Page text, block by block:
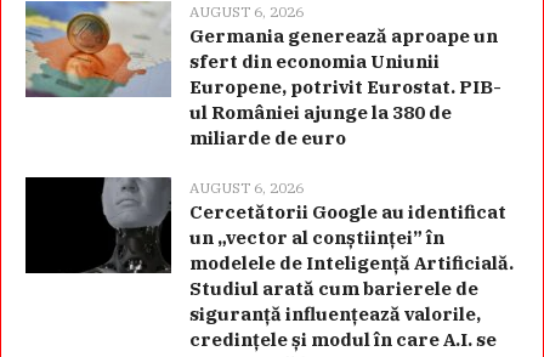
AUGUST 6, 2026
Germania generează aproape un
sfert din economia Uniunii
Europene, potrivit Eurostat. PIB-
ul României ajunge la 380 de
miliarde de euro
AUGUST 6, 2026
Cercetătorii Google au identificat
un „vector al conștiinței” în
modelele de Inteligență Artificială.
Studiul arată cum barierele de
siguranță influențează valorile,
credințele și modul în care A.I. se